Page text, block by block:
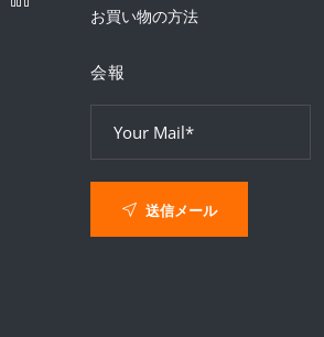
お買い物の方法
会報
送信メール